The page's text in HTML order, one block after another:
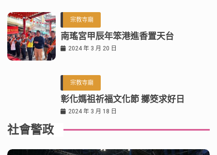
宗教寺廟
南瑤宮甲辰年笨港進香置天台
2024 年 3 月 20 日
宗教寺廟
彰化媽祖祈福文化節 擲筊求好日
2024 年 3 月 18 日
社會警政